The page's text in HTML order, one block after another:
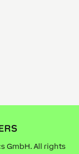
GmbH. All rights